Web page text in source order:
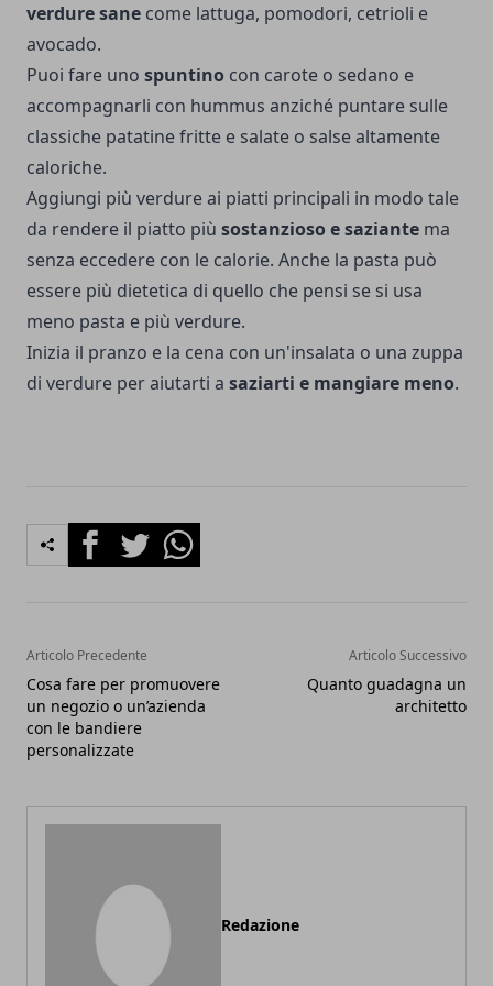
verdure sane come lattuga, pomodori, cetrioli e
avocado.
Puoi fare uno spuntino con carote o sedano e
accompagnarli con hummus anziché puntare sulle
classiche patatine fritte e salate o salse altamente
caloriche.
Aggiungi più verdure ai piatti principali in modo tale
da rendere il piatto più sostanzioso e saziante ma
senza eccedere con le calorie. Anche la pasta può
essere più dietetica di quello che pensi se si usa
meno pasta e più verdure.
Inizia il pranzo e la cena con un'insalata o una zuppa
di verdure per aiutarti a saziarti e mangiare meno.
FacebookTwitterWhatsapp
Articolo Precedente
Cosa fare per promuovere
un negozio o un’azienda
con le bandiere
personalizzate
Articolo Successivo
Quanto guadagna un
architetto
Redazione